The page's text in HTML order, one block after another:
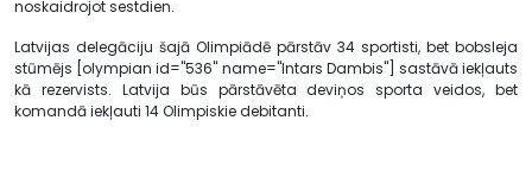
noskaidrojot sestdien.
Latvijas delegāciju šajā Olimpiādē pārstāv 34 sportisti, bet bobsleja
stūmējs [olympian id="536" name="Intars Dambis"] sastāvā iekļauts
kā rezervists. Latvija būs pārstāvēta deviņos sporta veidos, bet
komandā iekļauti 14 Olimpiskie debitanti.